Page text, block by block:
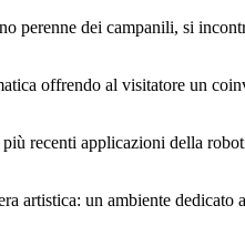
dei campanili, si
offrendo al visitatore un
recenti applicazioni della
un ambiente dedicato